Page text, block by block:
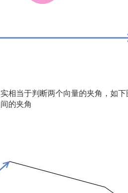
相当于判断两个向量的夹角，如
的夹角